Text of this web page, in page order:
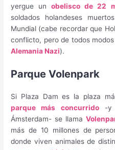
yergue unobelisco de 22
soldados holandeses
Mundial (cabe recordar que
conflicto, pero de todos
Alemania Nazi).
Parque Volenpark
Si Plaza Dam es la plaza
parque más concurrido-y
Ámsterdam- se llama
más de 10 millones de
donde viven animales de